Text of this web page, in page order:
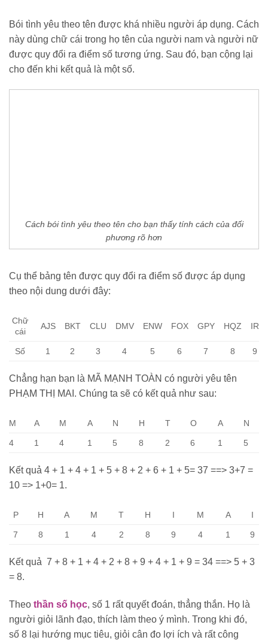
Bói tình yêu theo tên được khá nhiều người áp dụng. Cách
này dùng chữ cái trong họ tên của người nam và người nữ
được quy đổi ra điểm số tương ứng. Sau đó, bạn cộng lại
cho đến khi kết quả là một số.
Cách bói tình yêu theo tên cho bạn thấy tính cách của đối
phương rõ hơn
Cụ thể bảng tên được quy đổi ra điểm số được áp dụng
theo nội dung dưới đây:
Chữ
cái
AJS BKT CLU DMV ENW FOX GPY HQZ IR
Số 1 2 3 4 5 6 7 8 9
Chẳng hạn bạn là MÃ MẠNH TOÀN có người yêu tên
PHẠM THỊ MAI. Chúng ta sẽ có kết quả như sau:
M A M A N H T O A N
4 1 4 1 5 8 2 6 1 5
Kết quả 4 + 1 + 4 + 1 + 5 + 8 + 2 + 6 + 1 + 5= 37 ==> 3+7 =
10 => 1+0= 1.
P H A M T H I M A I
7 8 1 4 2 8 9 4 1 9
Kết quả 7 + 8 + 1 + 4 + 2 + 8 + 9 + 4 + 1 + 9 = 34 ==> 5 + 3
= 8.
Theo thần số học, số 1 rất quyết đoán, thẳng thắn. Họ là
người giỏi lãnh đạo, thích làm theo ý mình. Trong khi đó,
số 8 lại hướng mục tiêu, giỏi cân đo lợi ích và rất công